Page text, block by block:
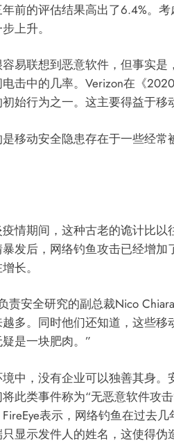
前的评估结果高出了6.4%。
上升。
易联想到恶意软件，但事实
击中的几率。Verizon在《
始行为之一。这主要得益于移
移动安全隐患存在于一些经
情期间，这种古老的诡计比
发后，网络钓鱼攻击已经增
长。
责安全研究的副总裁Nico
多。同时他们还知道，这些
是一块肥肉。”
中，没有企业可以独善其身。
此类事件称为“无恶意软件攻
表示，网络钓鱼在过去
显示发件人的姓名，这使得